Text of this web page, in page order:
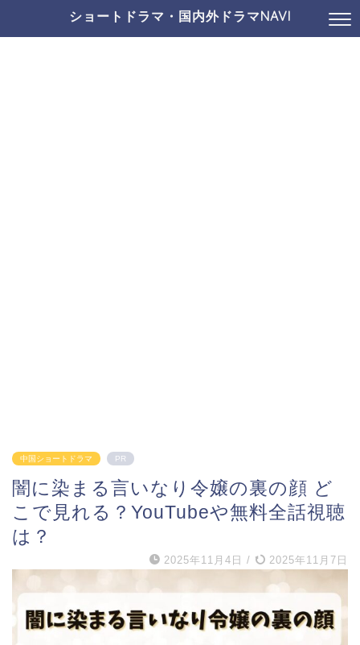
ショートドラマ・国内外ドラマNAVI
中国ショートドラマ PR
闇に染まる言いなり令嬢の裏の顔 ど
こで見れる？YouTubeや無料全話視聴
は？
2025年11月4日 / 2025年11月7日